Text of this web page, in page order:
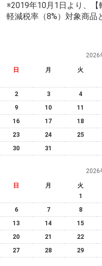
※2019年10月1日より、
軽減税率（8%）対象商品
2026
日 月 火
2
3 4
9
10 11
16
17 18
23
24 25
30
31
2026
日 月 火
1
6
7 8
13
14 15
20
21 22
27
28 29